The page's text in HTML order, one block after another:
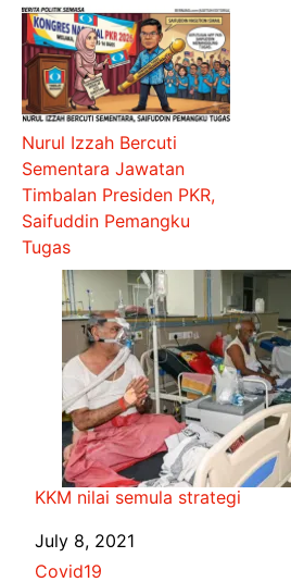
Nurul Izzah Bercuti
Sementara Jawatan
Timbalan Presiden PKR,
Saifuddin Pemangku
Tugas
KKM nilai semula strategi
Date
July 8, 2021
In relation to
Covid19